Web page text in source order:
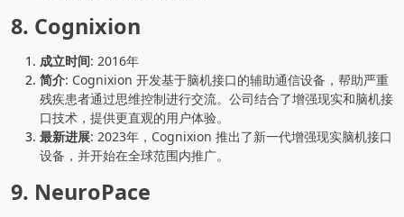
8. Cognixion
成立时间: 2016年
简介: Cognixion 开发基于脑机接口的辅助通信设备，帮助严重
残疾患者通过思维控制进行交流。公司结合了增强现实和脑机接
口技术，提供更直观的用户体验。
最新进展: 2023年，Cognixion 推出了新一代增强现实脑机接口
设备，并开始在全球范围内推广。
9. NeuroPace